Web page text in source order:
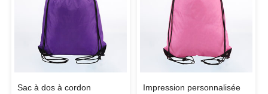
Sac à dos à cordon
Impression personnalisée